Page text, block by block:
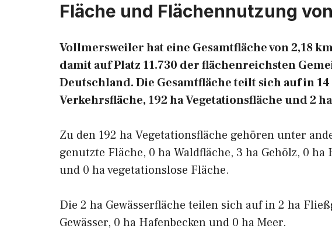
Fläche und Flächennutzung
Vollmersweiler hat eine Gesamtfläche von 2,18
damit auf Platz 11.730 der flächenreichsten
Deutschland. Die Gesamtfläche teilt sich auf in
Verkehrsfläche, 192 ha Vegetationsfläche und 2
Zu den 192 ha Vegetationsfläche gehören unter
genutzte Fläche, 0 ha Waldfläche, 3 ha Gehölz, 0
und 0 ha vegetationslose Fläche.
Die 2 ha Gewässerfläche teilen sich auf in 2 ha
Gewässer, 0 ha Hafenbecken und 0 ha Meer.